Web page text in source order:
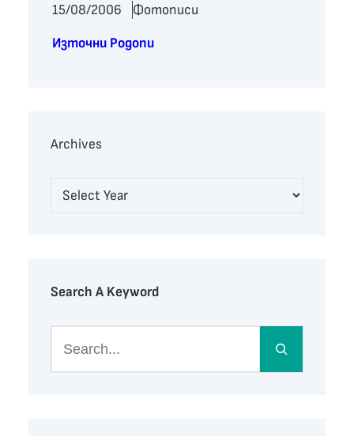
15/08/2006
Фотописи
Източни Родопи
Archives
Search A Keyword